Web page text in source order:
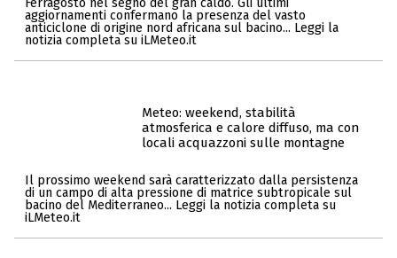
aggiornamenti confermano la presenza del vasto
anticiclone di origine nord africana sul bacino... Leggi la
notizia completa su iLMeteo.it
Meteo: weekend, stabilità
atmosferica e calore diffuso, ma con
locali acquazzoni sulle montagne
Il prossimo weekend sarà caratterizzato dalla persistenza
di un campo di alta pressione di matrice subtropicale sul
bacino del Mediterraneo... Leggi la notizia completa su
iLMeteo.it